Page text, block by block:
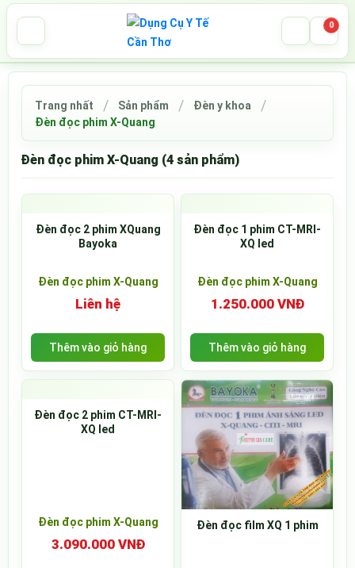
0
Trang nhất Sản phẩm
Đèn y khoa
Đèn đọc phim X-Quang
Đèn đọc phim X-Quang (4 sản phẩm)
Đèn đọc 2 phim XQuang
Bayoka
Đèn đọc phim X-Quang
Liên hệ
Thêm vào giỏ hàng
Đèn đọc 1 phim CT-MRI-
XQ led
Đèn đọc phim X-Quang
1.250.000 VNĐ
Thêm vào giỏ hàng
Đèn đọc 2 phim CT-MRI-
XQ led
Đèn đọc phim X-Quang
3.090.000 VNĐ
Đèn đọc film XQ 1 phim